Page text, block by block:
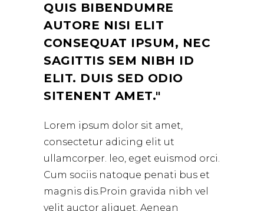
QUIS BIBENDUMRE
AUTORE NISI ELIT
CONSEQUAT IPSUM, NEC
SAGITTIS SEM NIBH ID
ELIT. DUIS SED ODIO
SITENENT AMET.
Lorem ipsum dolor sit amet,
consectetur adicing elit ut
ullamcorper. leo, eget euismod orci.
Cum sociis natoque penati bus et
magnis dis.Proin gravida nibh vel
velit auctor aliquet. Aenean